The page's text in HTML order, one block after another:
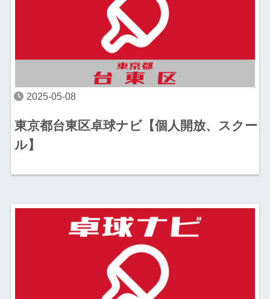
2025-05-08
東京都台東区卓球ナビ【個人開放、スクー
ル】